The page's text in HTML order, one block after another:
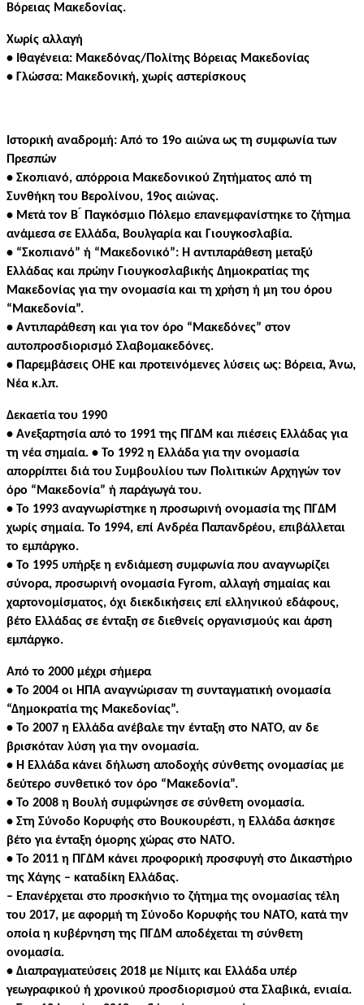
Βόρειας Μακεδονίας.
Χωρίς αλλαγή
• Ιθαγένεια: Μακεδόνας/Πολίτης Βόρειας Μακεδονίας
• Γλώσσα: Μακεδονική, χωρίς αστερίσκους
Ιστορική αναδρομή: Από το 19ο αιώνα ως τη συμφωνία των
Πρεσπών
• Σκοπιανό, απόρροια Μακεδονικού Ζητήματος από τη
Συνθήκη του Βερολίνου, 19ος αιώνας.
• Μετά τον Β ́ Παγκόσμιο Πόλεμο επανεμφανίστηκε το ζήτημα
ανάμεσα σε Ελλάδα, Βουλγαρία και Γιουγκοσλαβία.
• “Σκοπιανό” ή “Μακεδονικό”: Η αντιπαράθεση μεταξύ
Ελλάδας και πρώην Γιουγκοσλαβικής Δημοκρατίας της
Μακεδονίας για την ονομασία και τη χρήση ή μη του όρου
“Μακεδονία”.
• Αντιπαράθεση και για τον όρο “Μακεδόνες” στον
αυτοπροσδιορισμό Σλαβομακεδόνες.
• Παρεμβάσεις ΟΗΕ και προτεινόμενες λύσεις ως: Βόρεια, Άνω,
Νέα κ.λπ.
Δεκαετία του 1990
• Ανεξαρτησία από το 1991 της ΠΓΔΜ και πιέσεις Ελλάδας για
τη νέα σημαία. • Το 1992 η Ελλάδα για την ονομασία
απορρίπτει διά του Συμβουλίου των Πολιτικών Αρχηγών τον
όρο “Μακεδονία” ή παράγωγά του.
• Το 1993 αναγνωρίστηκε η προσωρινή ονομασία της ΠΓΔΜ
χωρίς σημαία. Το 1994, επί Ανδρέα Παπανδρέου, επιβάλλεται
το εμπάργκο.
• Το 1995 υπήρξε η ενδιάμεση συμφωνία που αναγνωρίζει
σύνορα, προσωρινή ονομασία Fyrom, αλλαγή σημαίας και
χαρτονομίσματος, όχι διεκδικήσεις επί ελληνικού εδάφους,
βέτο Ελλάδας σε ένταξη σε διεθνείς οργανισμούς και άρση
εμπάργκο.
Από το 2000 μέχρι σήμερα
• Το 2004 οι ΗΠΑ αναγνώρισαν τη συνταγματική ονομασία
“Δημοκρατία της Μακεδονίας”.
• Το 2007 η Ελλάδα ανέβαλε την ένταξη στο ΝΑΤΟ, αν δε
βρισκόταν λύση για την ονομασία.
• Η Ελλάδα κάνει δήλωση αποδοχής σύνθετης ονομασίας με
δεύτερο συνθετικό τον όρο “Μακεδονία”.
• Το 2008 η Βουλή συμφώνησε σε σύνθετη ονομασία.
• Στη Σύνοδο Κορυφής στο Βουκουρέστι, η Ελλάδα άσκησε
βέτο για ένταξη όμορης χώρας στο ΝΑΤΟ.
• Το 2011 η ΠΓΔΜ κάνει προφορική προσφυγή στο Δικαστήριο
της Χάγης – καταδίκη Ελλάδας.
– Επανέρχεται στο προσκήνιο το ζήτημα της ονομασίας τέλη
του 2017, με αφορμή τη Σύνοδο Κορυφής του ΝΑΤΟ, κατά την
οποία η κυβέρνηση της ΠΓΔΜ αποδέχεται τη σύνθετη
ονομασία.
• Διαπραγματεύσεις 2018 με Νίμιτς και Ελλάδα υπέρ
γεωγραφικού ή χρονικού προσδιορισμού στα Σλαβικά, ενιαία.